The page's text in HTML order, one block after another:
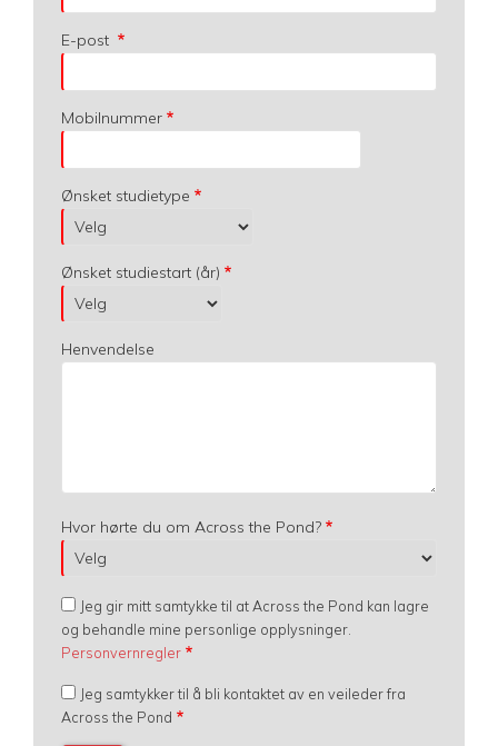
E-post
Mobilnummer
Ønsket studietype
Ønsket studiestart (år)
Henvendelse
Hvor hørte du om Across the Pond?
Jeg gir mitt samtykke til at Across the Pond kan lagre
og behandle mine personlige opplysninger.
Personvernregler
Jeg samtykker til å bli kontaktet av en veileder fra
Across the Pond